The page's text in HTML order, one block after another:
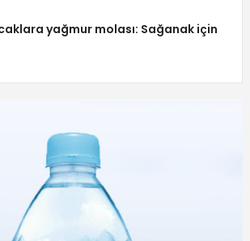
yağmur molası: Sağanak için